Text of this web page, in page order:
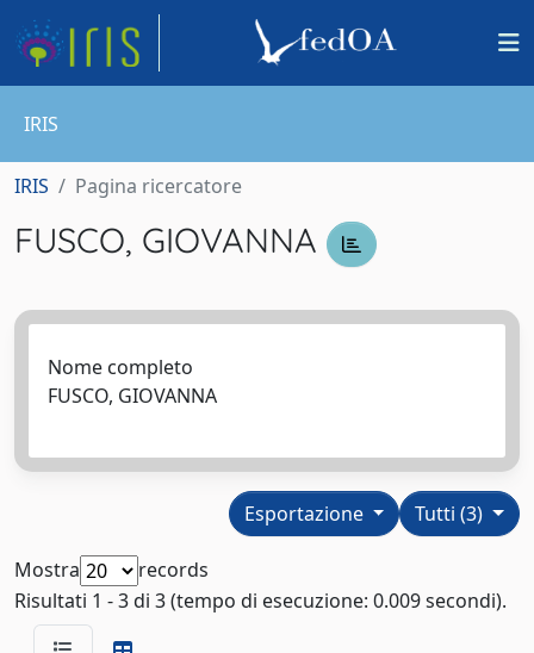
IRIS
IRIS Pagina ricercatore
FUSCO, GIOVANNA
Nome completo
FUSCO, GIOVANNA
Tutti (3)
Esportazione
Mostra
records
Risultati 1 - 3 di 3 (tempo di esecuzione: 0.009 secondi).